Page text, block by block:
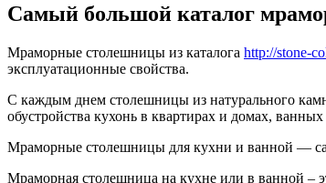
Самый большой каталог
Мраморные столешницы из каталога http://stone-
эксплуатационные свойства.
С каждым днем столешницы из натурального
обустройства кухонь в квартирах и домах, ванных
Мраморные столешницы для кухни и ванной —
Мраморная столешница на кухне или в ванной –